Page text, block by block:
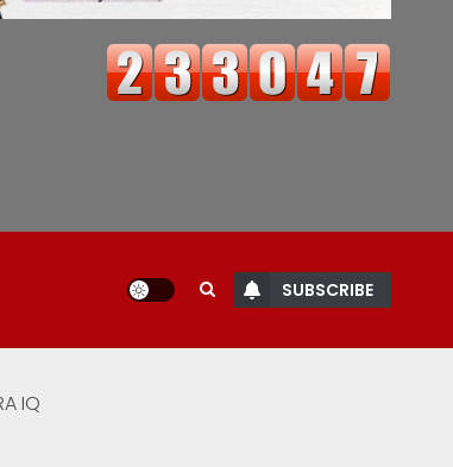
SUBSCRIBE
IQ